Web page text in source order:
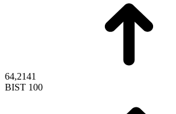
64,2141
BIST 100